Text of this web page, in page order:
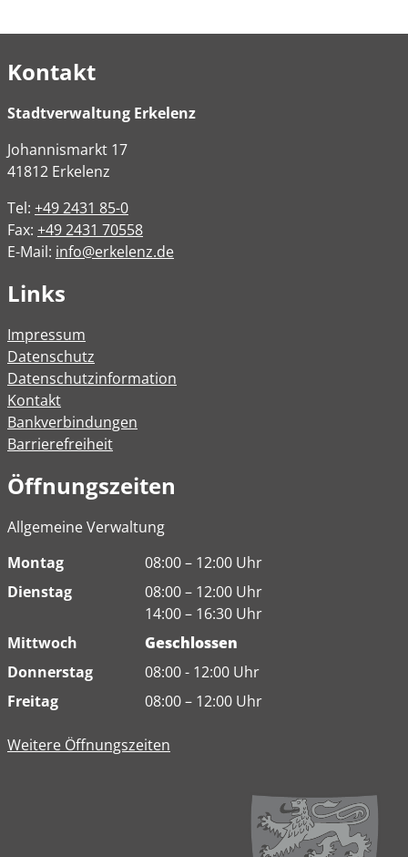
Kontakt
Stadtverwaltung Erkelenz
Johannismarkt 17
41812 Erkelenz
Tel: +49 2431 85-0
Fax: +49 2431 70558
E-Mail: info@erkelenz.de
Links
Impressum
Datenschutz
Datenschutzinformation
Kontakt
Bankverbindungen
Barrierefreiheit
Öffnungszeiten
Allgemeine Verwaltung
Montag
08:00 – 12:00 Uhr
Dienstag
08:00 – 12:00 Uhr
14:00 – 16:30 Uhr
Mittwoch
Geschlossen
Donnerstag
08:00 - 12:00 Uhr
Freitag
08:00 – 12:00 Uhr
Weitere Öffnungszeiten